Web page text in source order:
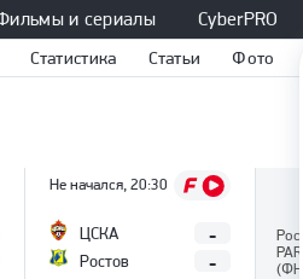
и сериалы CyberPRO
Статистика Статьи Фото
Не начался, 20:30
ЦСКА
Ростов
-
-